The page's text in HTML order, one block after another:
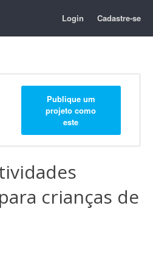
Login Cadastre-se
Publique um
projeto como
este
crianças de